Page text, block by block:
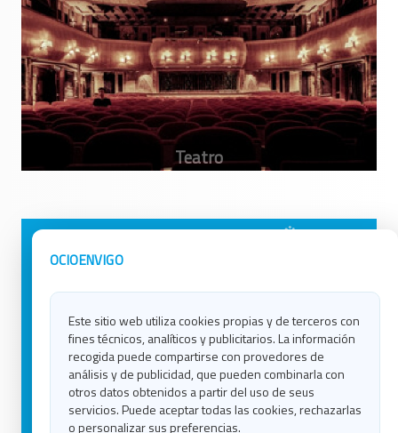
OCIOENVIGO
Este sitio web utiliza cookies propias y de terceros con
fines técnicos, analíticos y publicitarios. La información
recogida puede compartirse con provedores de
análisis y de publicidad, que pueden combinarla con
otros datos obtenidos a partir del uso de seus
servicios. Puede aceptar todas las cookies, rechazarlas
o personalizar sus preferencias.
Avisos Legales
Contacto
Política de Cookies
Ocio en Lugo
Ocio en Ourense
Ocio en Pontevedra
Ocio en Santiago
Ocio en Vigo